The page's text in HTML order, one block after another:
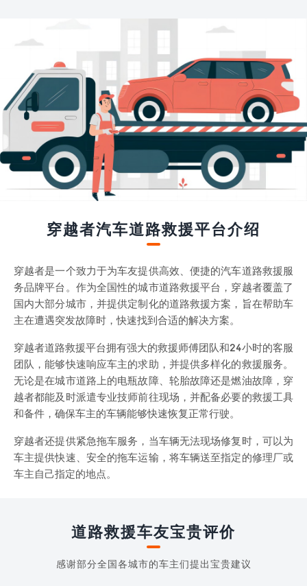
穿越者汽车道路救援平台介绍
穿越者是一个致力于为车友提供高效、便捷的汽车道路救援服
务品牌平台。作为全国性的城市道路救援平台，穿越者覆盖了
国内大部分城市，并提供定制化的道路救援方案，旨在帮助车
主在遭遇突发故障时，快速找到合适的解决方案。
穿越者道路救援平台拥有强大的救援师傅团队和24小时的客服
团队，能够快速响应车主的求助，并提供多样化的救援服务。
无论是在城市道路上的电瓶故障、轮胎故障还是燃油故障，穿
越者都能及时派遣专业技师前往现场，并配备必要的救援工具
和备件，确保车主的车辆能够快速恢复正常行驶。
穿越者还提供紧急拖车服务，当车辆无法现场修复时，可以为
车主提供快速、安全的拖车运输，将车辆送至指定的修理厂或
车主自己指定的地点。
道路救援车友宝贵评价
感谢部分全国各城市的车主们提出宝贵建议